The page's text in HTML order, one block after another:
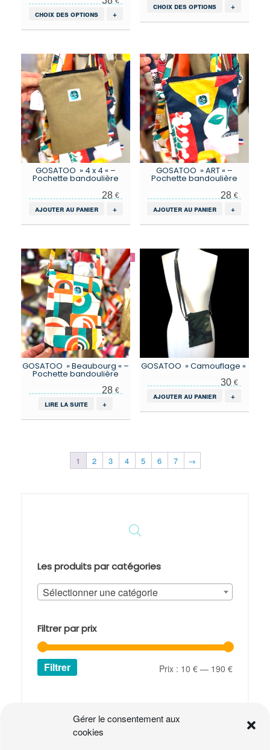
Gérer le consentement aux
cookies
choix des options
Ce
a
variations.
Les
options
peuvent
être
choisies
sur
la
page
du
produit
+
choix des options
Ce
a
Les
options
peuvent
être
choisies
sur
la
page
du
produit
+
GOSATOO » 4 x 4 « –
Pochette bandoulière
28€
ajouter au panier +
GOSATOO » ART « –
Pochette bandoulière
28 €
ajouter au panier +
GOSATOO » Beaubourg « –
Pochette bandoulière
28€
lire la suite +
GOSATOO » Camouflage «
30 €
ajouter au panier +
1 2 3 4 5 6 7 →
Les produits par catégories
Sélectionner une catégorie
Filtrer par prix
Prix
Prix
Filtrer Prix : 10 € — 190 €
Votre panier est vide.